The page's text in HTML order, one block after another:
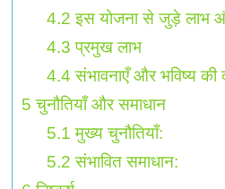
4.2 इस योजना से जुड़े लाभ
4.3 प्रमुख लाभ
4.4 संभावनाएँ और भविष्य की
5 चुनौतियाँ और समाधान
5.1 मुख्य चुनौतियाँ:
5.2 संभावित समाधान: